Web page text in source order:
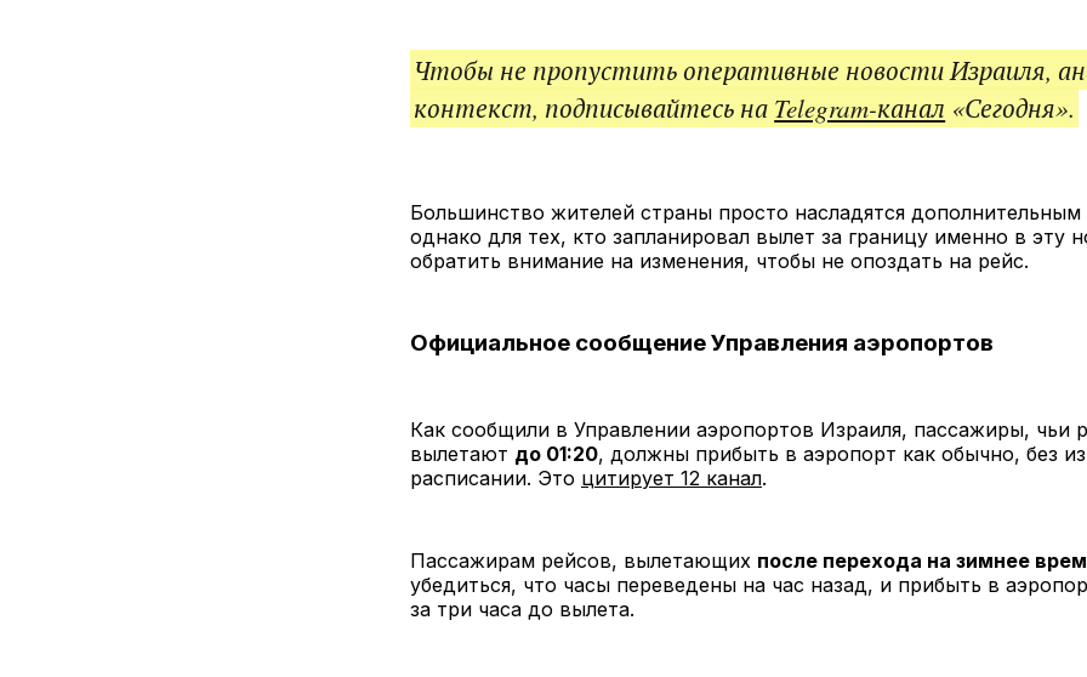
Чтобы не пропустить оперативные новости Израиля,
контекст, подписывайтесь на Telegram-канал «Сегодня».
Большинство жителей страны просто насладятся дополнительным
однако для тех, кто запланировал вылет за границу именно в эту
обратить внимание на изменения, чтобы не опоздать на рейс.
Официальное сообщение Управления аэропортов
Как сообщили в Управлении аэропортов Израиля, пассажиры, чьи
вылетают до 01:20, должны прибыть в аэропорт как обычно, без
расписании. Это цитирует 12 канал.
Пассажирам рейсов, вылетающих после перехода на зимнее
убедиться, что часы переведены на час назад, и прибыть в
за три часа до вылета.